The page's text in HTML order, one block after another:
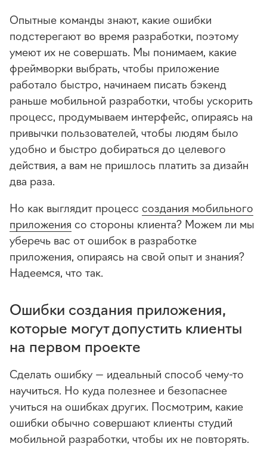
Опытные команды знают, какие ошибки
подстерегают во время разработки, поэтому
умеют их не совершать. Мы понимаем, какие
фреймворки выбрать, чтобы приложение
работало быстро, начинаем писать бэкенд
раньше мобильной разработки, чтобы ускорить
процесс, продумываем интерфейс, опираясь на
привычки пользователей, чтобы людям было
удобно и быстро добираться до целевого
действия, а вам не пришлось платить за дизайн
два раза.
Но как выглядит процесс создания мобильного
приложения со стороны клиента? Можем ли мы
уберечь вас от ошибок в разработке
приложения, опираясь на свой опыт и знания?
Надеемся, что так.
Ошибки создания приложения,
которые могут допустить клиенты
на первом проекте
Сделать ошибку — идеальный способ чему-то
научиться. Но куда полезнее и безопаснее
учиться на ошибках других. Посмотрим, какие
ошибки обычно совершают клиенты студий
мобильной разработки, чтобы их не повторять.